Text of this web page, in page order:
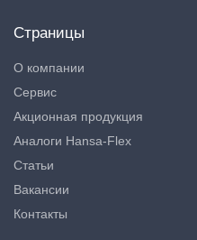
Страницы
О компании
Сервис
Акционная продукция
Аналоги Hansa-Flex
Статьи
Вакансии
Контакты